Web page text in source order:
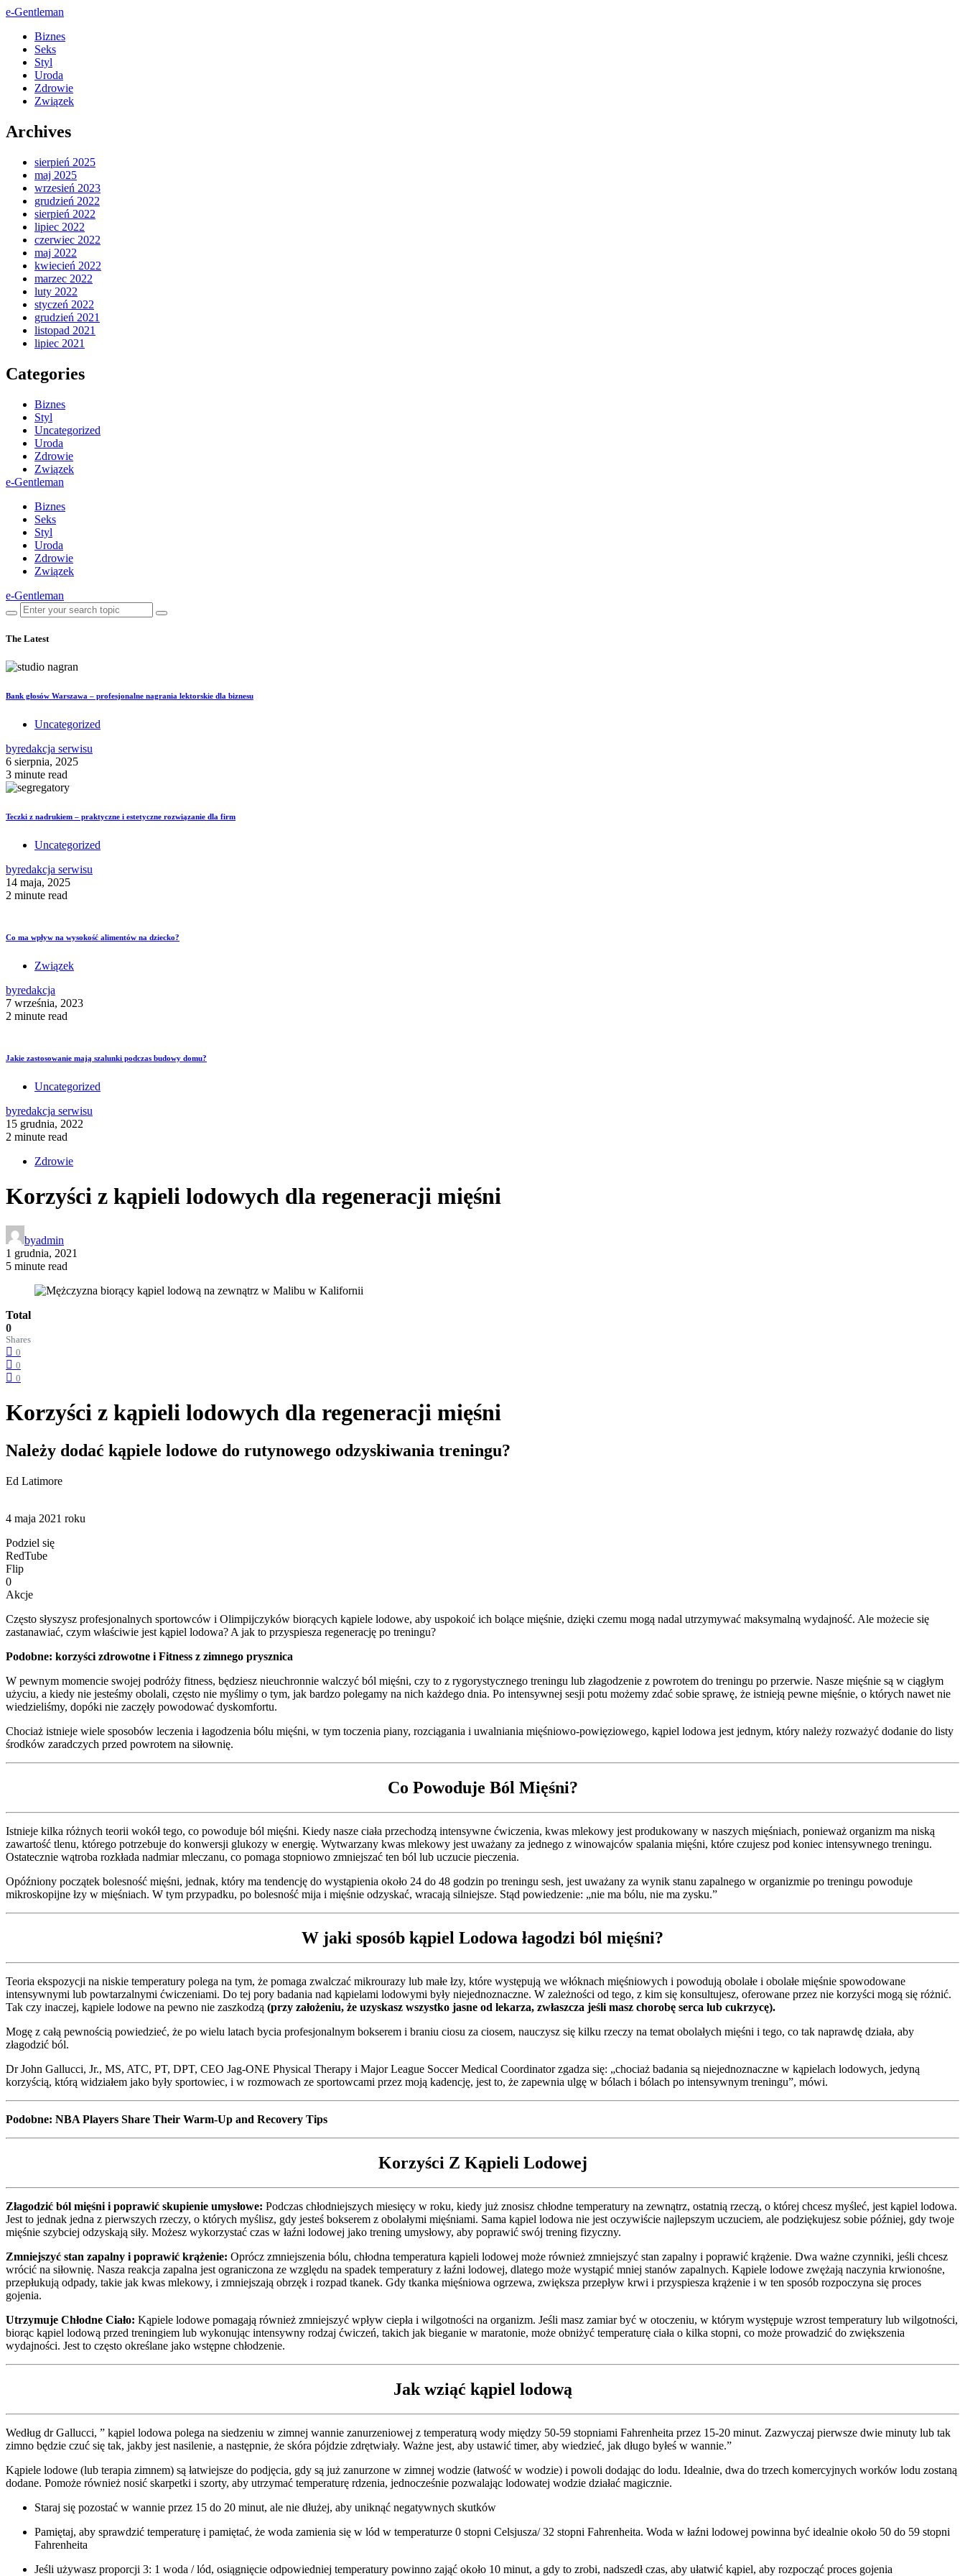
e-Gentleman
Biznes
Seks
Styl
Uroda
Zdrowie
Związek
Archives
sierpień 2025
maj 2025
wrzesień 2023
grudzień 2022
sierpień 2022
lipiec 2022
czerwiec 2022
maj 2022
kwiecień 2022
marzec 2022
luty 2022
styczeń 2022
grudzień 2021
listopad 2021
lipiec 2021
Categories
Biznes
Styl
Uncategorized
Uroda
Zdrowie
Związek
e-Gentleman
Biznes
Seks
Styl
Uroda
Zdrowie
Związek
e-Gentleman
The Latest
Bank głosów Warszawa – profesjonalne nagrania lektorskie dla biznesu
Uncategorized
byredakcja serwisu
6 sierpnia, 2025
3 minute read
Teczki z nadrukiem – praktyczne i estetyczne rozwiązanie dla firm
Uncategorized
byredakcja serwisu
14 maja, 2025
2 minute read
Co ma wpływ na wysokość alimentów na dziecko?
Związek
byredakcja
7 września, 2023
2 minute read
Jakie zastosowanie mają szalunki podczas budowy domu?
Uncategorized
byredakcja serwisu
15 grudnia, 2022
2 minute read
Zdrowie
Korzyści z kąpieli lodowych dla regeneracji mięśni
byadmin
1 grudnia, 2021
5 minute read
Total
0
Shares
0
0
0
Korzyści z kąpieli lodowych dla regeneracji mięśni
Należy dodać kąpiele lodowe do rutynowego odzyskiwania treningu?
Ed Latimore
4 maja 2021 roku
Podziel się
RedTube
Flip
0
Akcje
Często słyszysz profesjonalnych sportowców i Olimpijczyków biorących kąpiele lodowe, aby uspokoić ich bolące mięśnie, dzięki czemu mogą nadal utrzymywać maksymalną wydajność. Ale możecie się
zastanawiać, czym właściwie jest kąpiel lodowa? A jak to przyspiesza regenerację po treningu?
Podobne: korzyści zdrowotne i Fitness z zimnego prysznica
W pewnym momencie swojej podróży fitness, będziesz nieuchronnie walczyć ból mięśni, czy to z rygorystycznego treningu lub złagodzenie z powrotem do treningu po przerwie. Nasze mięśnie są w ciągłym
użyciu, a kiedy nie jesteśmy obolali, często nie myślimy o tym, jak bardzo polegamy na nich każdego dnia. Po intensywnej sesji potu możemy zdać sobie sprawę, że istnieją pewne mięśnie, o których nawet nie
wiedzieliśmy, dopóki nie zaczęły powodować dyskomfortu.
Chociaż istnieje wiele sposobów leczenia i łagodzenia bólu mięśni, w tym toczenia piany, rozciągania i uwalniania mięśniowo-powięziowego, kąpiel lodowa jest jednym, który należy rozważyć dodanie do listy
środków zaradczych przed powrotem na siłownię.
Co Powoduje Ból Mięśni?
Istnieje kilka różnych teorii wokół tego, co powoduje ból mięśni. Kiedy nasze ciała przechodzą intensywne ćwiczenia, kwas mlekowy jest produkowany w naszych mięśniach, ponieważ organizm ma niską
zawartość tlenu, którego potrzebuje do konwersji glukozy w energię. Wytwarzany kwas mlekowy jest uważany za jednego z winowajców spalania mięśni, które czujesz pod koniec intensywnego treningu.
Ostatecznie wątroba rozkłada nadmiar mleczanu, co pomaga stopniowo zmniejszać ten ból lub uczucie pieczenia.
Opóźniony początek bolesność mięśni, jednak, który ma tendencję do wystąpienia około 24 do 48 godzin po treningu sesh, jest uważany za wynik stanu zapalnego w organizmie po treningu powoduje
mikroskopijne łzy w mięśniach. W tym przypadku, po bolesność mija i mięśnie odzyskać, wracają silniejsze. Stąd powiedzenie: „nie ma bólu, nie ma zysku.”
W jaki sposób kąpiel Lodowa łagodzi ból mięśni?
Teoria ekspozycji na niskie temperatury polega na tym, że pomaga zwalczać mikrourazy lub małe łzy, które występują we włóknach mięśniowych i powodują obolałe i obolałe mięśnie spowodowane
intensywnymi lub powtarzalnymi ćwiczeniami. Do tej pory badania nad kąpielami lodowymi były niejednoznaczne. W zależności od tego, z kim się konsultujesz, oferowane przez nie korzyści mogą się różnić.
Tak czy inaczej, kąpiele lodowe na pewno nie zaszkodzą (przy założeniu, że uzyskasz wszystko jasne od lekarza, zwłaszcza jeśli masz chorobę serca lub cukrzycę).
Mogę z całą pewnością powiedzieć, że po wielu latach bycia profesjonalnym bokserem i braniu ciosu za ciosem, nauczysz się kilku rzeczy na temat obolałych mięśni i tego, co tak naprawdę działa, aby
złagodzić ból.
Dr John Gallucci, Jr., MS, ATC, PT, DPT, CEO Jag-ONE Physical Therapy i Major League Soccer Medical Coordinator zgadza się: „chociaż badania są niejednoznaczne w kąpielach lodowych, jedyną
korzyścią, którą widziałem jako były sportowiec, i w rozmowach ze sportowcami przez moją kadencję, jest to, że zapewnia ulgę w bólach i bólach po intensywnym treningu”, mówi.
Podobne: NBA Players Share Their Warm-Up and Recovery Tips
Korzyści Z Kąpieli Lodowej
Złagodzić ból mięśni i poprawić skupienie umysłowe: Podczas chłodniejszych miesięcy w roku, kiedy już znosisz chłodne temperatury na zewnątrz, ostatnią rzeczą, o której chcesz myśleć, jest kąpiel lodowa.
Jest to jednak jedna z pierwszych rzeczy, o których myślisz, gdy jesteś bokserem z obolałymi mięśniami. Sama kąpiel lodowa nie jest oczywiście najlepszym uczuciem, ale podziękujesz sobie później, gdy twoje
mięśnie szybciej odzyskają siły. Możesz wykorzystać czas w łaźni lodowej jako trening umysłowy, aby poprawić swój trening fizyczny.
Zmniejszyć stan zapalny i poprawić krążenie: Oprócz zmniejszenia bólu, chłodna temperatura kąpieli lodowej może również zmniejszyć stan zapalny i poprawić krążenie. Dwa ważne czynniki, jeśli chcesz
wrócić na siłownię. Nasza reakcja zapalna jest ograniczona ze względu na spadek temperatury z łaźni lodowej, dlatego może wystąpić mniej stanów zapalnych. Kąpiele lodowe zwężają naczynia krwionośne,
przepłukują odpady, takie jak kwas mlekowy, i zmniejszają obrzęk i rozpad tkanek. Gdy tkanka mięśniowa ogrzewa, zwiększa przepływ krwi i przyspiesza krążenie i w ten sposób rozpoczyna się proces
gojenia.
Utrzymuje Chłodne Ciało: Kąpiele lodowe pomagają również zmniejszyć wpływ ciepła i wilgotności na organizm. Jeśli masz zamiar być w otoczeniu, w którym występuje wzrost temperatury lub wilgotności,
biorąc kąpiel lodową przed treningiem lub wykonując intensywny rodzaj ćwiczeń, takich jak bieganie w maratonie, może obniżyć temperaturę ciała o kilka stopni, co może prowadzić do zwiększenia
wydajności. Jest to często określane jako wstępne chłodzenie.
Jak wziąć kąpiel lodową
Według dr Gallucci, ” kąpiel lodowa polega na siedzeniu w zimnej wannie zanurzeniowej z temperaturą wody między 50-59 stopniami Fahrenheita przez 15-20 minut. Zazwyczaj pierwsze dwie minuty lub tak
zimno będzie czuć się tak, jakby jest nasilenie, a następnie, że skóra pójdzie zdrętwiały. Ważne jest, aby ustawić timer, aby wiedzieć, jak długo byłeś w wannie.”
Kąpiele lodowe (lub terapia zimnem) są łatwiejsze do podjęcia, gdy są już zanurzone w zimnej wodzie (łatwość w wodzie) i powoli dodając do lodu. Idealnie, dwa do trzech komercyjnych worków lodu zostaną
dodane. Pomoże również nosić skarpetki i szorty, aby utrzymać temperaturę rdzenia, jednocześnie pozwalając lodowatej wodzie działać magicznie.
Staraj się pozostać w wannie przez 15 do 20 minut, ale nie dłużej, aby uniknąć negatywnych skutków
Pamiętaj, aby sprawdzić temperaturę i pamiętać, że woda zamienia się w lód w temperaturze 0 stopni Celsjusza/ 32 stopni Fahrenheita. Woda w łaźni lodowej powinna być idealnie około 50 do 59 stopni
Fahrenheita
Jeśli używasz proporcji 3: 1 woda / lód, osiągnięcie odpowiedniej temperatury powinno zająć około 10 minut, a gdy to zrobi, nadszedł czas, aby ułatwić kąpiel, aby rozpocząć proces gojenia